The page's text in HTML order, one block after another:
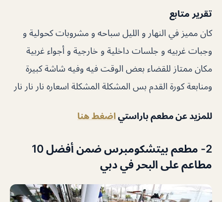
تقرير متابع
كان مميز في النهار و الليل سباحه و مشروبات كحولية و
وجبات غربيه و جلسات داخلية و خارجية و أجواء غربية
مكان ممتاز للقضاء بعض الوقت فيه وفيه شاشة كبيرة
ومنابعة كورة القدم بس المشكلة المشكلة اسعاره نار نار نار
للمزيد عن مطعم باراستي اضغط هنا
2- مطعم بيتشكومبرس ضمن أفضل 10
مطاعم على البحر في دبي